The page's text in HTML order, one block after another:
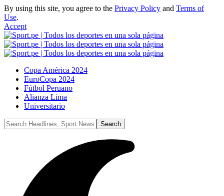
By using this site, you agree to the Privacy Policy and Terms of
Use.
Accept
Copa América 2024
EuroCopa 2024
Fútbol Peruano
Alianza Lima
Universitario